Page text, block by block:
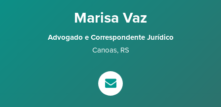
Marisa Vaz
Advogado e Correspondente Jurídico
Canoas, RS